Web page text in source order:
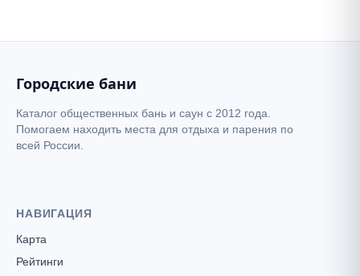
Городские бани
Каталог общественных бань и саун с 2012 года.
Помогаем находить места для отдыха и парения по
всей России.
НАВИГАЦИЯ
Карта
Рейтинги